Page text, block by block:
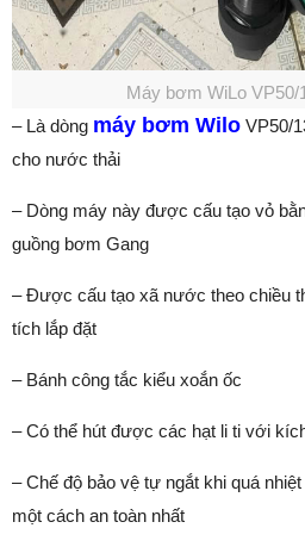
Máy bơm WiLo VP50/
– Là dòng máy bơm Wilo VP50/
cho nước thải
– Dòng máy này được cấu tạo vỏ
guồng bơm Gang
– Được cấu tạo xã nước theo chiều
tích lắp đặt
– Bánh công tắc kiểu xoắn ốc
– Có thể hút được các hạt li ti với
– Chế độ bảo vệ tự ngắt khi quá
một cách an toàn nhất